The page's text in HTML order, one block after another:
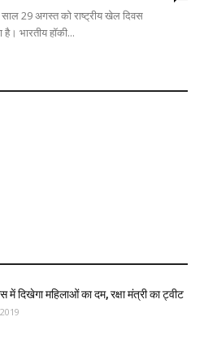
29 अगस्त को राष्ट्रीय खेल दिवस
भारतीय हॉकी...
में दिखेगा महिलाओं का दम, रक्षा मंत्री का ट्वीट